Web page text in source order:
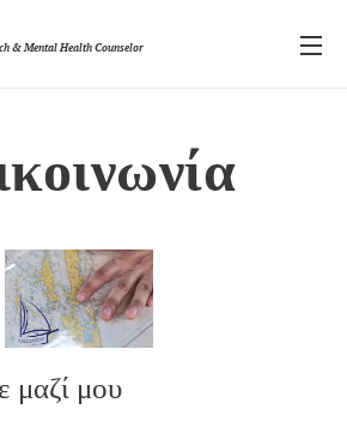
& Mental Health Counselor
μαζί μου